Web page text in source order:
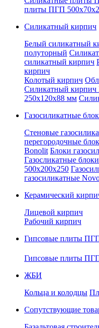
плиты ПГП
Силикатный кирпич
Белый силикатный
полуторный
силикатный кирпич
кирпич
Колотый кирпич
Силикатный
250x120x88 мм
Газосиликатные
Стеновые
перегородочные
Bonolit Блоки
Газосликатные
500x200x250
газосиликатные
Керамический
Лицевой кирпич
Рабочий кирпич
Гипсовые плиты
Гипсовые плиты
ЖБИ
Кольца и колодцы
Сопутствующие